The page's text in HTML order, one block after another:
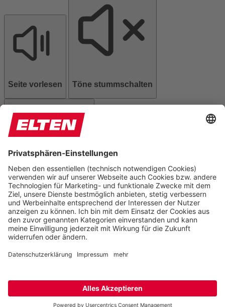
Seite vorlesen Töne stummschalten
Animationen stoppen
Einstellungen zurücksetzen